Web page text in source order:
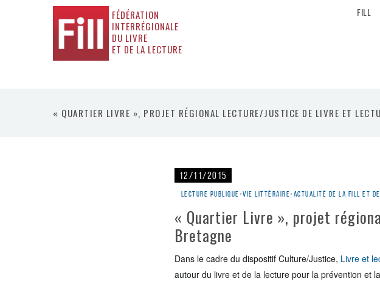
FÉDÉRATION
INTERRÉGIONALE
DU LIVRE
ET DE LA LECTURE
FILL
« QUARTIER LIVRE », PROJET RÉGIONAL LECTURE/JUSTICE DE LIVRE ET
12/11/2015
Lecture publique •Vie littéraire•Actualité de la Fill et
« Quartier Livre », projet
Bretagne
Dans le cadre du dispositif Culture/Justice, Livre et
autour du livre et de la lecture pour la prévention et